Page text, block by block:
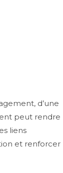
d’une
peut rendre
liens
et renforcer